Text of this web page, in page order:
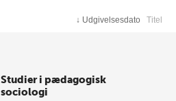
↓ Udgivelsesdato Titel
Studier i pædagogisk
sociologi